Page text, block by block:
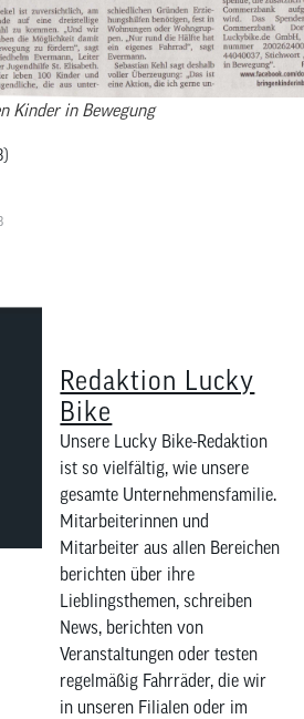
Kinder in Bewegung
Redaktion Lucky
Bike
Unsere Lucky Bike-Redaktion
ist so vielfältig, wie unsere
gesamte Unternehmensfamilie.
Mitarbeiterinnen und
Mitarbeiter aus allen Bereichen
berichten über ihre
Lieblingsthemen, schreiben
News, berichten von
Veranstaltungen oder testen
regelmäßig Fahrräder, die wir
in unseren Filialen oder im